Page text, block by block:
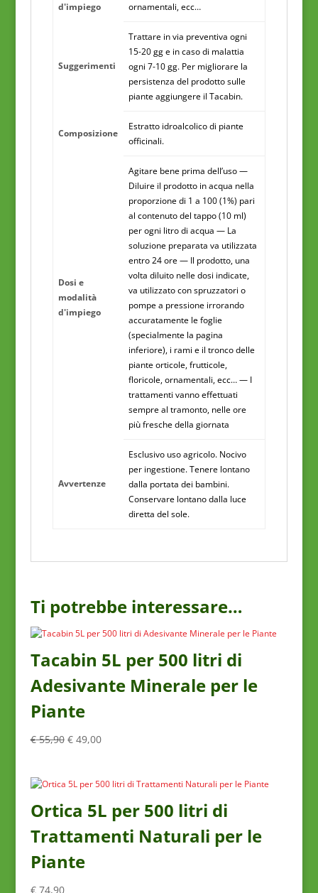
d'impiego
ornamentali, ecc…
Suggerimenti
Trattare in via preventiva ogni
15-20 gg e in caso di malattia
ogni 7-10 gg. Per migliorare la
persistenza del prodotto sulle
piante aggiungere il Tacabin.
Composizione
Estratto idroalcolico di piante
officinali.
Dosi e
modalità
d'impiego
Agitare bene prima dell’uso —
Diluire il prodotto in acqua nella
proporzione di 1 a 100 (1%) pari
al contenuto del tappo (10 ml)
per ogni litro di acqua — La
soluzione preparata va utilizzata
entro 24 ore — Il prodotto, una
volta diluito nelle dosi indicate,
va utilizzato con spruzzatori o
pompe a pressione irrorando
accuratamente le foglie
(specialmente la pagina
inferiore), i rami e il tronco delle
piante orticole, frutticole,
floricole, ornamentali, ecc… — I
trattamenti vanno effettuati
sempre al tramonto, nelle ore
più fresche della giornata
Avvertenze
Esclusivo uso agricolo. Nocivo
per ingestione. Tenere lontano
dalla portata dei bambini.
Conservare lontano dalla luce
diretta del sole.
Ti potrebbe interessare…
Tacabin 5L per 500 litri di
Adesivante Minerale per le
Piante
€55,90 Il
era:
€ 55,90.
€49,00Il
è:
€ 49,00.
Ortica 5L per 500 litri di
Trattamenti Naturali per le
Piante
€74,90